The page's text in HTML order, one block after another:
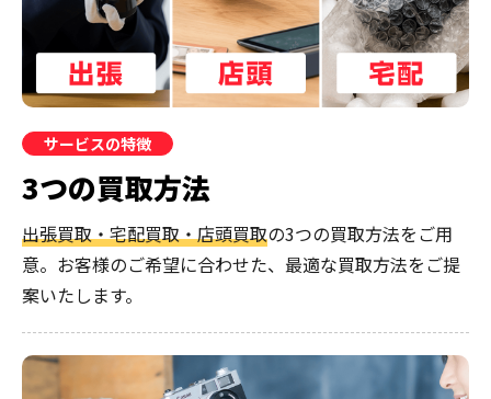
サービスの特徴
3つの買取方法
出張買取・宅配買取・店頭買取の3つの買取方法をご用
意。お客様のご希望に合わせた、最適な買取方法をご提
案いたします。